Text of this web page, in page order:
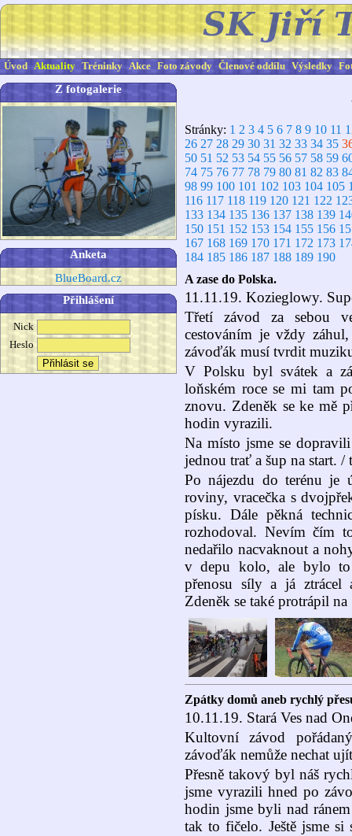
Úvod Aktuality Tréninky Akce Foto závody Členové oddílu Výsledky
Z fotogalerie
Anketa
BlueBoard.cz
Přihlášení
Nick
Heslo
Stránky: 1 2 3 4 5 6 7 8 9 10 11
26 27 28 29 30 31 32 33 34 35
50 51 52 53 54 55 56 57 58 59
74 75 76 77 78 79 80 81 82 83
98 99 100 101 102 103 104 105
116 117 118 119 120 121 122
133 134 135 136 137 138 139
150 151 152 153 154 155 156
167 168 169 170 171 172 173
184 185 186 187 188 189 190
A zase do Polska.
11.11.19. Kozieglowy.
Třetí závod za sebou
cestováním je vždy
závoďák musí tvrdit
V Polsku byl svátek a
loňském roce se mi tam
znovu. Zdeněk se ke mě
hodin vyrazili.
Na místo jsme se
jednou trať a šup na start.
Po nájezdu do terénu je
roviny, vracečka s
písku. Dále pěkná
rozhodoval. Nevím čím
nedařilo nacvaknout a
v depu kolo, ale bylo
přenosu síly a já
Zdeněk se také protrápil
Zpátky domů aneb rychlý
10.11.19. Stará Ves nad
Kultovní závod
závoďák nemůže nechat
Přesně takový byl náš
jsme vyrazili hned po
hodin jsme byli nad
tak to fičelo. Ještě jsme